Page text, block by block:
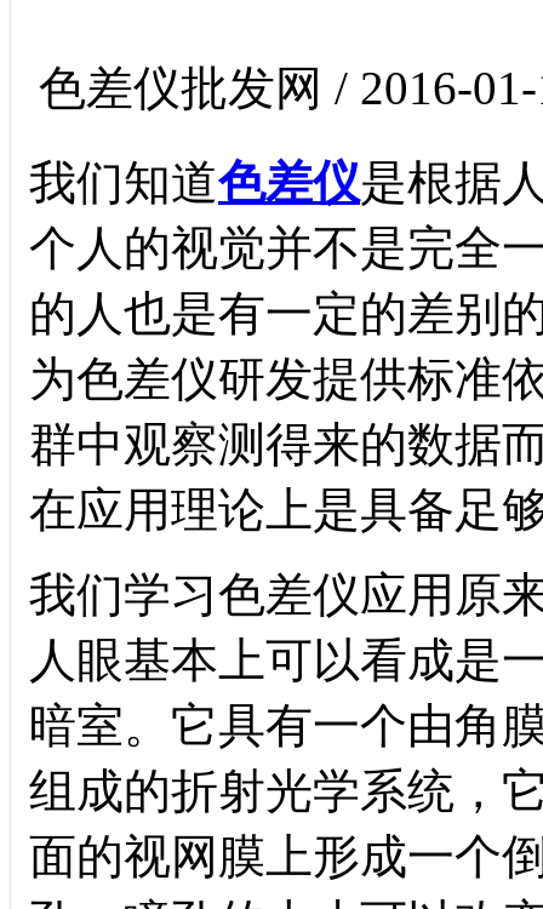
色差仪批发网 / 2016-
我们知道色差仪是根据
个人的视觉并不是完全
的人也是有一定的差别
为色差仪研发提供标准
群中观察测得来的数据
在应用理论上是具备足
我们学习色差仪应用原
人眼基本上可以看成是
暗室。它具有一个由角
组成的折射光学系统，
面的视网膜上形成一个